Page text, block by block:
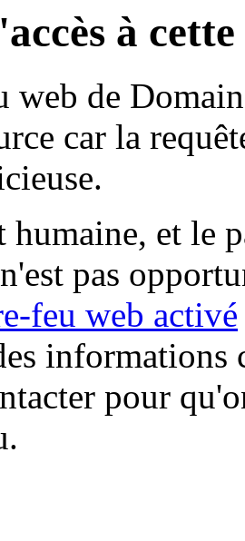
à
web de
car la
humaine, et le
pas
feu web activé
informations
pour